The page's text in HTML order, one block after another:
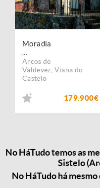
Moradia
Arcos de
Valdevez Viana do
Castelo
179.900€
No HáTudo temos as
Sistelo
No HáTudo há